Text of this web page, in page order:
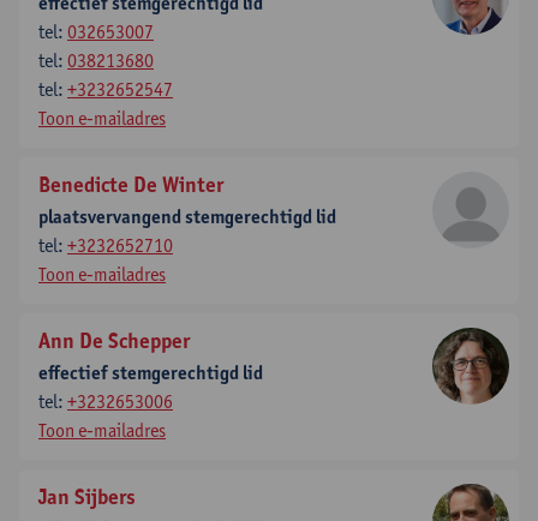
tel: 032653007
tel: 038213680
tel: +3232652547
Toon e-mailadres
Benedicte De Winter
plaatsvervangend stemgerechtigd lid
tel: +3232652710
Toon e-mailadres
Ann De Schepper
effectief stemgerechtigd lid
tel: +3232653006
Toon e-mailadres
Jan Sijbers